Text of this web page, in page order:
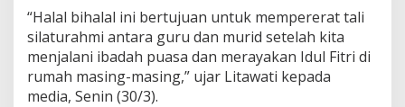
r
u
l
“Halal bihalal ini bertujuan untuk mempererat tali
silaturahmi antara guru dan murid setelah kita
menjalani ibadah puasa dan merayakan Idul Fitri di
rumah masing-masing,” ujar Litawati kepada
media, Senin (30/3).